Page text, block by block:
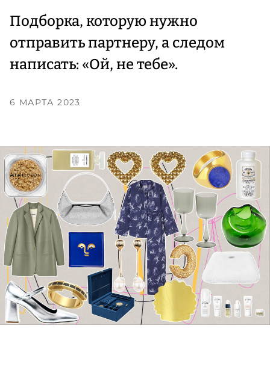
Подборка, которую нужно
отправить партнеру, а следом
написать: «Ой, не тебе».
6 МАРТА 2023